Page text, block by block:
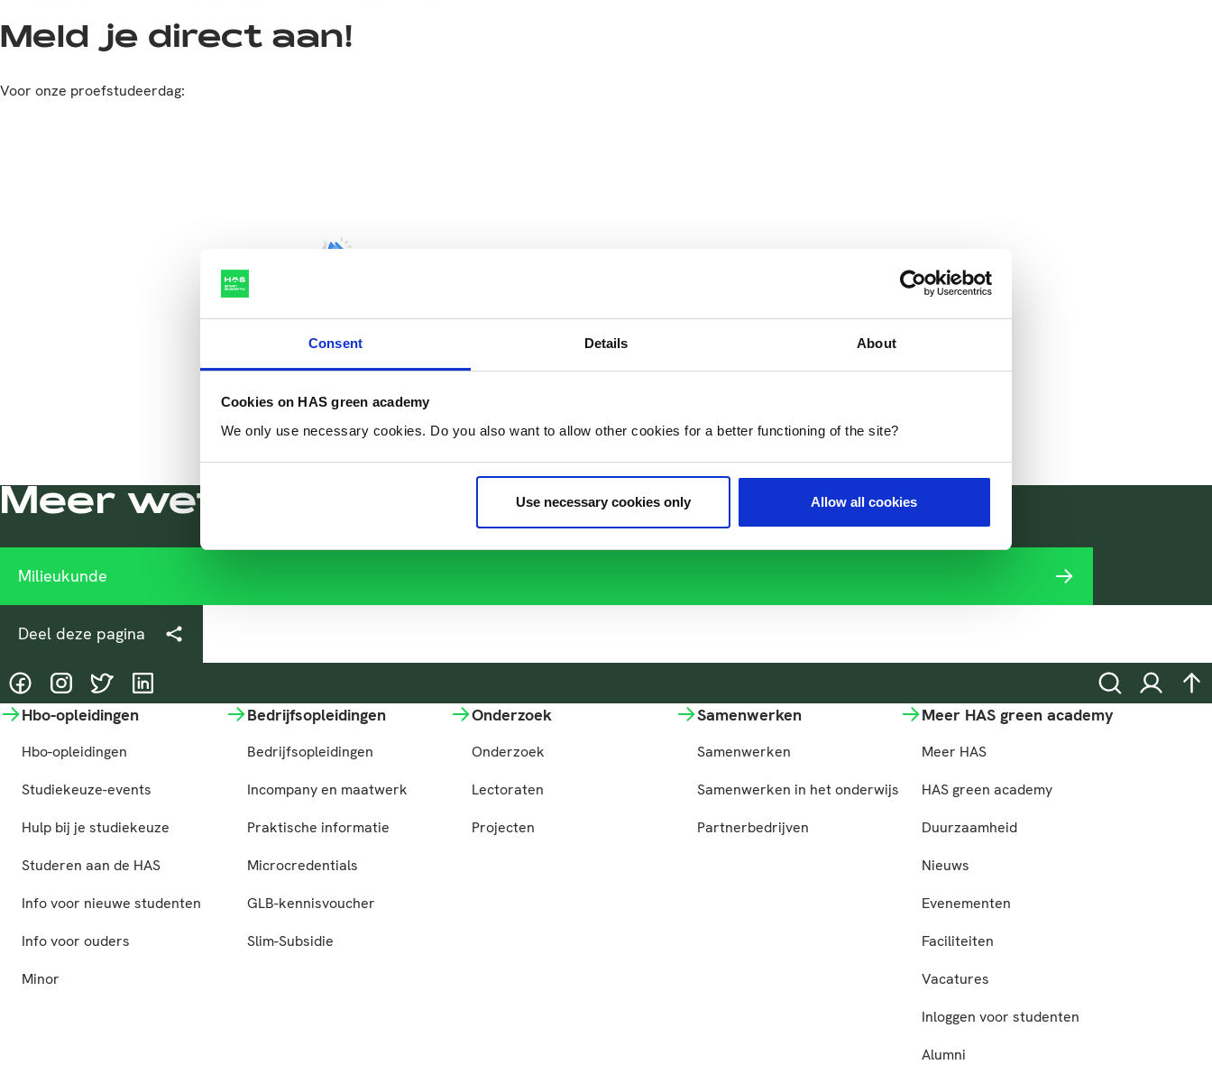
Consent Details About
Cookies on HAS green academy
We only use necessary cookies. Do you also want to allow other cookies for a better functioning of the site?
Use necessary cookies only Allow all cookies
Meld je direct aan!
Voor onze proefstudeerdag:
Reload
Meer weten over de opleiding?
Milieukunde
Deel deze pagina
@HASgreenacademy
@HASgreenacademy
@greenacademyHAS
@HASgreenacademy ZoekenInloggen
Hbo-opleidingen
Hbo-opleidingen
Studiekeuze-events
Hulp bij je studiekeuze
Studeren aan de HAS
Info voor nieuwe studenten
Info voor ouders
Minor
Bedrijfsopleidingen
Bedrijfsopleidingen
Incompany en maatwerk
Praktische informatie
Microcredentials
GLB-kennisvoucher
Slim-Subsidie
Onderzoek
Onderzoek
Lectoraten
Projecten
Samenwerken
Samenwerken
Samenwerken in het onderwijs
Partnerbedrijven
Meer HAS green academy
Meer HAS
HAS green academy
Duurzaamheid
Nieuws
Evenementen
Faciliteiten
Vacatures
Inloggen voor studenten
Alumni